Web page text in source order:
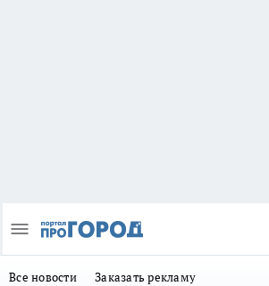
Все новости Заказать рекламу